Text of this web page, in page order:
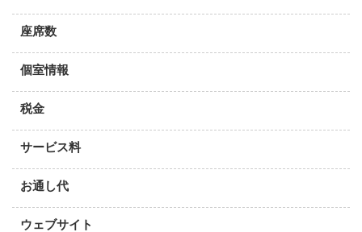
座席数
個室情報
税金
サービス料
お通し代
ウェブサイト